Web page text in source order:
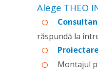
Alege THEO
răspundă la
Proiectare
Montajul